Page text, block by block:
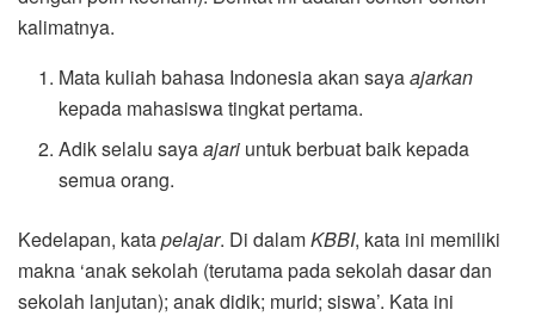
kalimatnya.
Mata kuliah bahasa Indonesia akan sayaajarkan
kepada mahasiswa tingkat pertama.
Adik selalu sayaajari untuk berbuat baik kepada
semua orang.
Kedelapan, katapelajar. Di dalamKBBI, kata ini memiliki
makna ‘anak sekolah (terutama pada sekolah dasar dan
sekolah lanjutan); anak didik; murid; siswa’. Kata ini